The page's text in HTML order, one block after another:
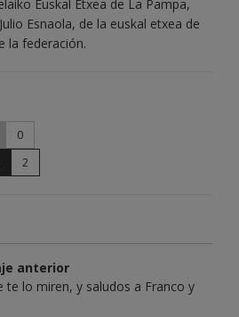
Euskal Etxea de La Pampa,
Esnaola, de la euskal etxea de
la federación.
0
2
anterior
te lo miren, y saludos a Franco y